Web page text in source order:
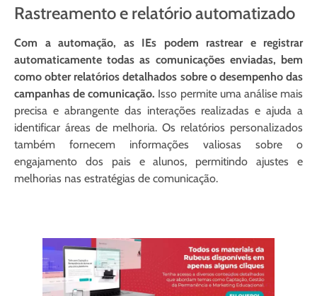
Rastreamento e relatório automatizado
Com a automação, as IEs podem rastrear e registrar
automaticamente todas as comunicações enviadas, bem
como obter relatórios detalhados sobre o desempenho das
campanhas de comunicação. Isso permite uma análise mais
precisa e abrangente das interações realizadas e ajuda a
identificar áreas de melhoria. Os relatórios personalizados
também fornecem informações valiosas sobre o
engajamento dos pais e alunos, permitindo ajustes e
melhorias nas estratégias de comunicação.